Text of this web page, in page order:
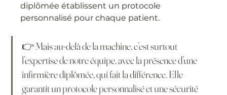
diplômée établissent un protocole
personnalisé pour chaque patient.
👉 Mais au-delà de la machine, c’est surtout
l’expertise de notre équipe, avec la présence d’une
infirmière diplômée, qui fait la différence. Elle
garantit un protocole personnalisé et une sécurité